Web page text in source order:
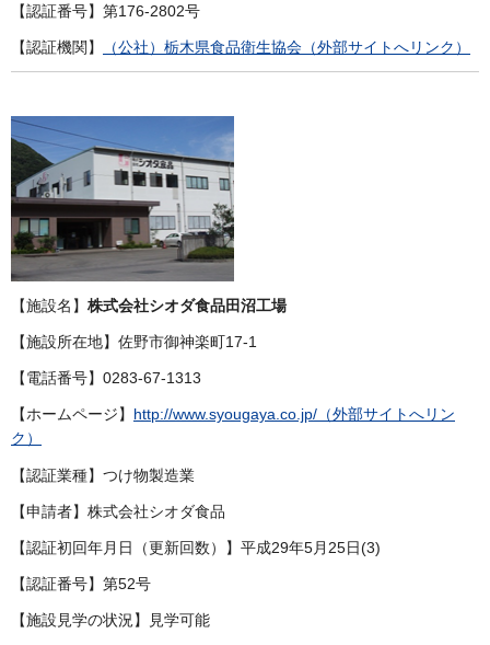
【認証番号】第176-2802号
【認証機関】 （公社）栃木県食品衛生協会（外部サイトへリンク）
【施設名】 株式会社シオダ食品田沼工場
【施設所在地】佐野市御神楽町17-1
【電話番号】0283-67-1313
【ホームページ】 http://www.syougaya.co.jp/（外部サイトへリン
ク）
【認証業種】つけ物製造業
【申請者】株式会社シオダ食品
【認証初回年月日（更新回数）】平成29年5月25日(3)
【認証番号】第52号
【施設見学の状況】見学可能